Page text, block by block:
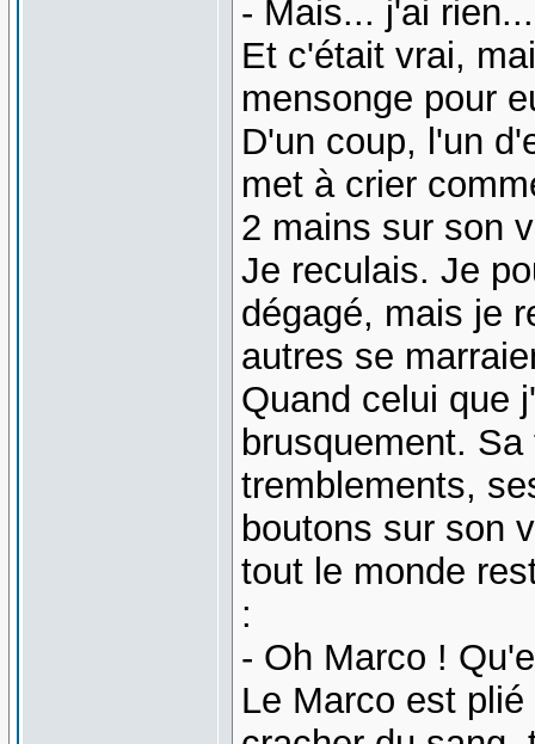
- Mais... j'ai rien...
Et c'était vrai,
mensonge pour
D'un coup, l'un
met à crier
2 mains sur son
Je reculais. Je
dégagé, mais je
autres se
Quand celui que
brusquement.
tremblements,
boutons sur son
tout le monde
:
- Oh Marco !
Le Marco est